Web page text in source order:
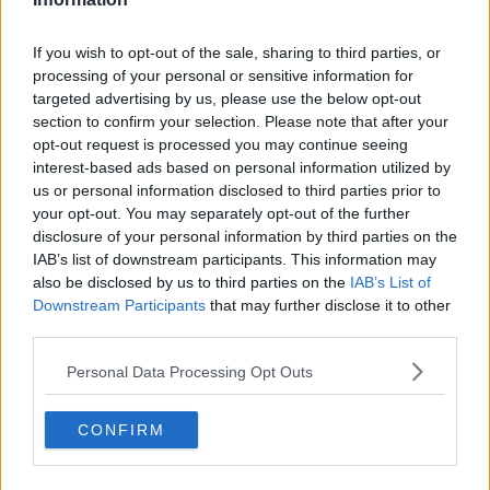
If you wish to opt-out of the sale, sharing to third parties, or
processing of your personal or sensitive information for
targeted advertising by us, please use the below opt-out
section to confirm your selection. Please note that after your
opt-out request is processed you may continue seeing
interest-based ads based on personal information utilized by
us or personal information disclosed to third parties prior to
your opt-out. You may separately opt-out of the further
disclosure of your personal information by third parties on the
IAB’s list of downstream participants. This information may
also be disclosed by us to third parties on the IAB’s List of
Downstream Participants that may further disclose it to other
Personal Data Processing Opt Outs
CONFIRM
Litteratur
Senast: Igår 17:42
Egna texter: noveller och lyrik
Senast: Igår 14:03
Medier och journalistik
Senast: Idag 01:05
Musik
Senast: Idag 00:43
Egen musik: feedback
Senast: 2026-07-23 11:50
Egen musik: teknik, instrument, inköp och produktion
Senast: 2026-08-06 10:51
Musik: listor, rekommendationer och omröstningar
Radio och Podcast
Senast: Igår 23:42
Reklam och marknadsföring